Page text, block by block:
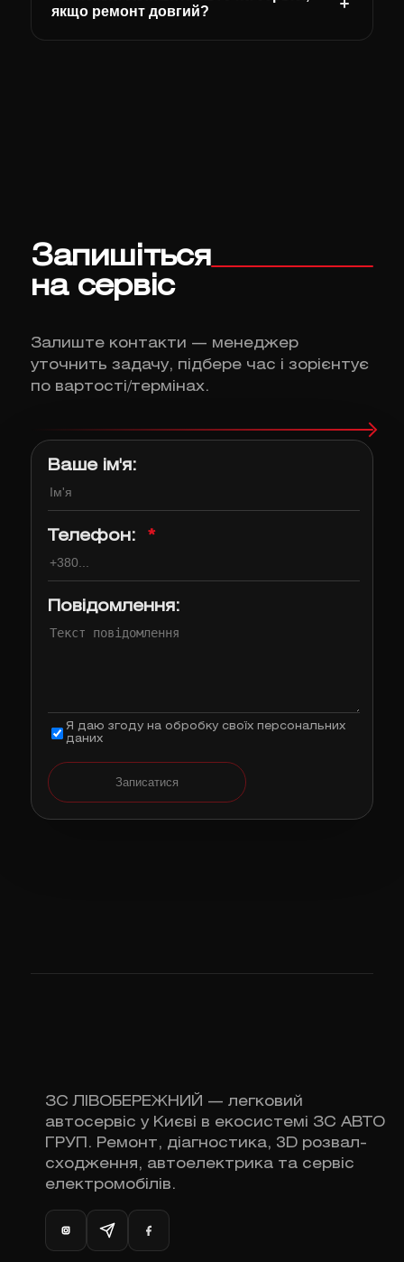
якщо ремонт довгий?
Запишіться
на сервіс
Залиште контакти — менеджер
уточнить задачу, підбере час і зорієнтує
по вартості/термінах.
Ваше ім'я:
Телефон: *
Повідомлення:
Я даю згоду на обробку своїх персональних
даних
Записатися
ЗС ЛІВОБЕРЕЖНИЙ — легковий
автосервіс у Києві в екосистемі ЗС АВТО
ГРУП. Ремонт, діагностика, 3D розвал-
сходження, автоелектрика та сервіс
електромобілів.